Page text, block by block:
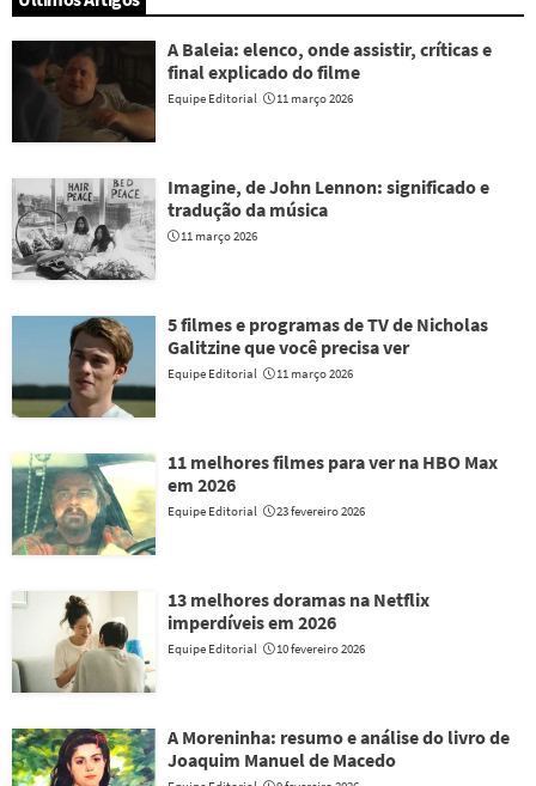
A Baleia: elenco, onde assistir, críticas e
final explicado do filme
Equipe Editorial 11 março 2026
Imagine, de John Lennon: significado e
tradução da música
11 março 2026
5 filmes e programas de TV de Nicholas
Galitzine que você precisa ver
Equipe Editorial 11 março 2026
11 melhores filmes para ver na HBO Max
em 2026
Equipe Editorial 23 fevereiro 2026
13 melhores doramas na Netflix
imperdíveis em 2026
Equipe Editorial 10 fevereiro 2026
A Moreninha: resumo e análise do livro de
Joaquim Manuel de Macedo